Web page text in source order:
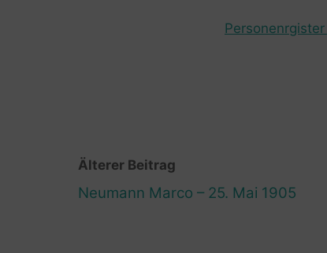
Älterer Beitrag
Neumann Marco – 25. Mai 1905